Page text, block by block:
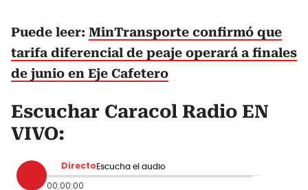
Puede leer: MinTransporte confirmó que
tarifa diferencial de peaje operará a finales
de junio en Eje Cafetero
Escuchar Caracol Radio EN
VIVO:
Directo Escucha el audio
00:00:00